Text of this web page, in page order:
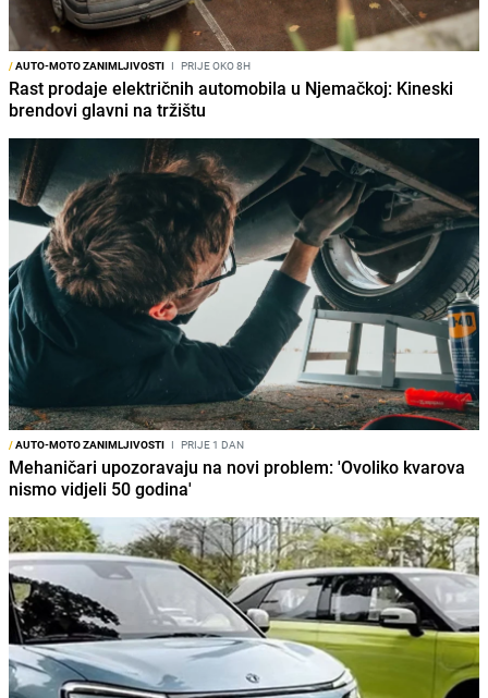
/AUTO-MOTO ZANIMLJIVOSTI I PRIJE OKO 8H
Rast prodaje električnih automobila u Njemačkoj: Kineski
brendovi glavni na tržištu
/AUTO-MOTO ZANIMLJIVOSTI I PRIJE 1 DAN
Mehaničari upozoravaju na novi problem: 'Ovoliko kvarova
nismo vidjeli 50 godina'